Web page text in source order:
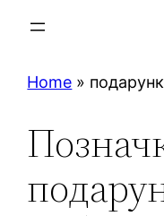
Home »